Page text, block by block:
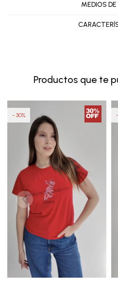
MEDIOS
Productos que te
30